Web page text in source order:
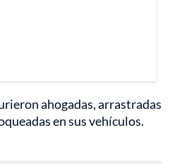
ahogadas, arrastradas
en sus vehículos.